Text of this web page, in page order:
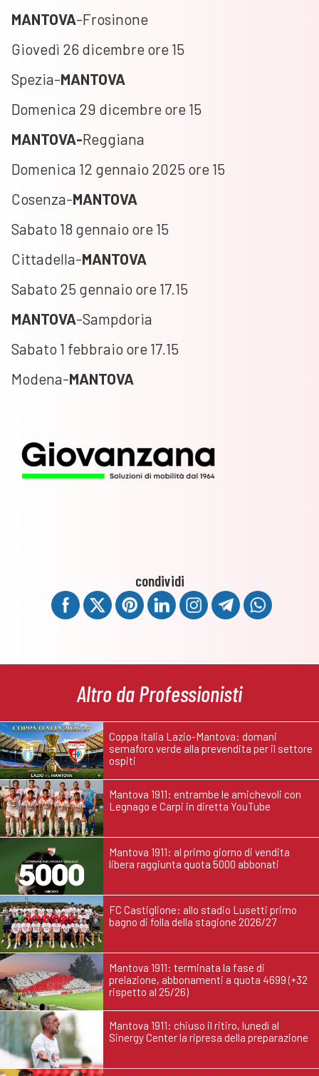
MANTOVA-Frosinone
Giovedì 26 dicembre ore 15
Spezia-MANTOVA
Domenica 29 dicembre ore 15
MANTOVA-Reggiana
Domenica 12 gennaio 2025 ore 15
Cosenza-MANTOVA
Sabato 18 gennaio ore 15
Cittadella-MANTOVA
Sabato 25 gennaio ore 17.15
MANTOVA-Sampdoria
Sabato 1 febbraio ore 17.15
Modena-MANTOVA
condividi
Altro da Professionisti
Coppa Italia Lazio-Mantova: domani
semaforo verde alla prevendita per il settore
ospiti
Mantova 1911: entrambe le amichevoli con
Legnago e Carpi in diretta YouTube
Mantova 1911: al primo giorno di vendita
libera raggiunta quota 5000 abbonati
FC Castiglione: allo stadio Lusetti primo
bagno di folla della stagione 2026/27
Mantova 1911: terminata la fase di
prelazione, abbonamenti a quota 4699 (+32
rispetto al 25/26)
Mantova 1911: chiuso il ritiro, lunedì al
Sinergy Center la ripresa della preparazione